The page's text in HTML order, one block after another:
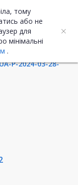
тому
або не
для
мінімальні
.
ENG
P-2024-03-28-